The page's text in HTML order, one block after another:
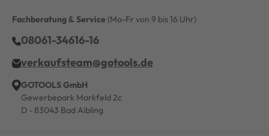
Fachberatung & Service (Mo-Fr von 9 bis 16 Uhr)
08061-34616-16
verkaufsteam@gotools.de
GOTOOLS GmbH
Gewerbepark Markfeld 2c
D - 83043 Bad Aibling